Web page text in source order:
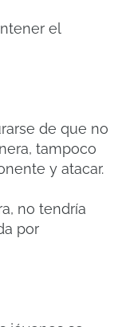
el
de que no
tampoco
y atacar.
no tendría
por